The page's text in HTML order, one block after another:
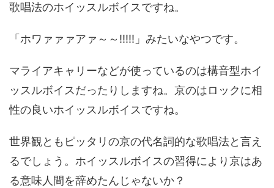
歌唱法のホイッスルボイスですね。
「ホワァァァアァ～～!!!!!」みたいなやつです。
マライアキャリーなどが使っているのは構音型ホイ
ッスルボイスだったりしますね。京のはロックに相
性の良いホイッスルボイスですね。
世界観ともピッタリの京の代名詞的な歌唱法と言え
るでしょう。ホイッスルボイスの習得により京はあ
る意味人間を辞めたんじゃないか？